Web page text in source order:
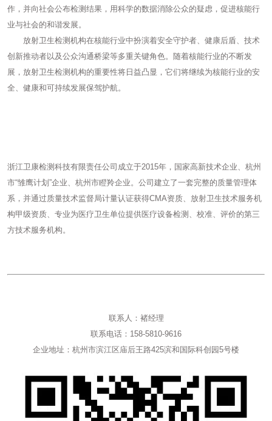
作，并向社会公布检测结果，用科学的数据消除公众的疑虑，促进核能行
业与社会的和谐发展。
放射卫生检测机构在核能行业中扮演着安全守护者、健康后盾、技术
创新推动者以及公众沟通桥梁等多重关键角色。随着核能行业的不断发
展，放射卫生检测机构的重要性将日益凸显，它们将继续为核能行业的安
全、健康和可持续发展保驾护航。
浙江卫康检测科技有限责任公司成立于2015年，国家高新技术企业、杭州
市“雏鹰计划”企业、杭州市瞪羚企业。公司建立了一套完整的质量管理体
系，并通过质量技术监督局计量认证获得CMA资质、放射卫生技术服务机
构甲级资质、专业为医疗卫生单位提供医疗设备检测、校准、评价的第三
方技术服务机构。
联系人：褚经理
联系电话：158-5810-9616
企业地址：杭州市滨江区庙后王路425滨和国际科创园5号楼